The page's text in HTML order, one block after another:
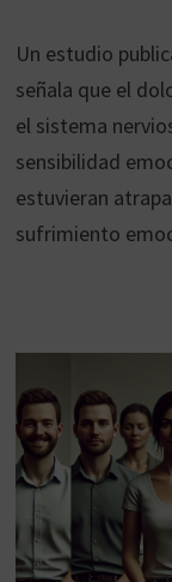
Un estudio
señala que el
el sistema
sensibilidad
estuvieran
sufrimiento